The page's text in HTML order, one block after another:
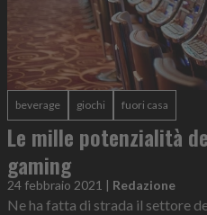
beverage giochi fuori casa
Le mille potenzialità
gaming
24 febbraio 2021 Redazione
Ne ha fatta di strada il settore